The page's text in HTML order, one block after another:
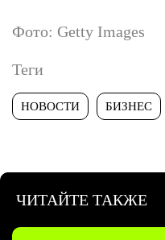
Фото: Getty Images
Теги
НОВОСТИ БИЗНЕС
ЧИТАЙТЕ ТАКЖЕ